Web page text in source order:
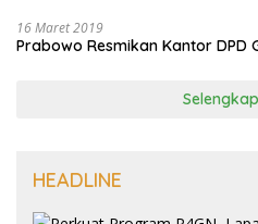
16 Maret 2019
Prabowo Resmikan Kantor DPD
HEADLINE